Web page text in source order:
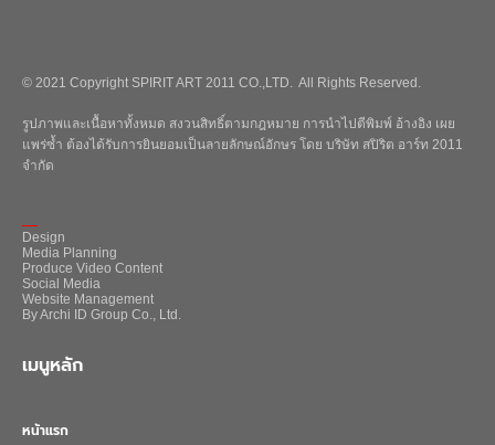
© 2021 Copyright SPIRIT ART 2011 CO.,LTD. All Rights Reserved.
รูปภาพและเนื้อหาทั้งหมด สงวนสิทธิ์ตามกฎหมาย การนำไปตีพิมพ์ อ้างอิง เผย
แพร่ซ้ำ ต้องได้รับการยินยอมเป็นลายลักษณ์อักษร โดย บริษัท สปิริต อาร์ท 2011
จำกัด
Design
Media Planning
Produce Video Content
Social Media
Website Management
By Archi ID Group Co., Ltd.
เมนูหลัก
หน้าแรก